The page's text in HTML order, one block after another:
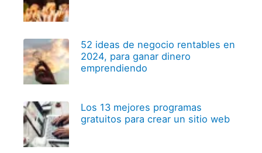
52 ideas de negocio rentables en
2024, para ganar dinero
emprendiendo
Los 13 mejores programas
gratuitos para crear un sitio web